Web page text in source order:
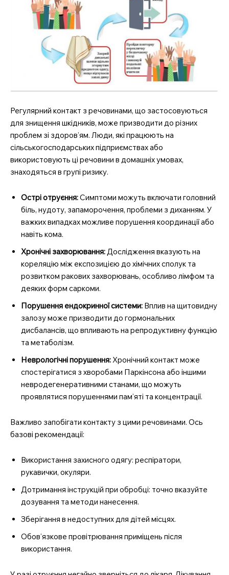
Регулярний контакт з речовинами, що застосовуються
для знищення шкідників, може призводити до різних
проблем зі здоров’ям. Люди, які працюють на
сільськогосподарських підприємствах або
використовують ці речовини в домашніх умовах,
знаходяться в групі ризику.
Острі отруєння:Симптоми можуть включати головний
біль, нудоту, запаморочення, проблеми з диханням. У
важких випадках можливе порушення координації або
навіть кома.
Хронічні захворювання: Дослідження вказують на
кореляцію між експозицією до хімічних сполук та
розвитком ракових захворювань, особливо лімфом та
деяких форм саркоми.
Порушення ендокринної системи: Вплив на щитовидну
залозу може призводити до гормональних
дисбалансів, що впливають на репродуктивну функцію
та метаболізм.
Неврологічні порушення: Хронічний контакт може
спостерігатися з хворобами Паркінсона або іншими
невродегенеративними станами, що можуть
проявлятися порушеннями пам’яті та концентрації.
Важливо запобігати контакту з цими речовинами. Ось
базові рекомендації:
Використання захисного одягу: респіратори,
рукавички, окуляри.
Дотримання інструкцій при обробці: точно вказуйте
дозування та методи нанесення.
Зберігання в недоступних для дітей місцях.
Обов’язкове провітрювання приміщень після
використання.